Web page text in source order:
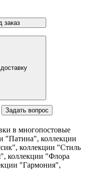
заказ
Задать вопрос
в многопостовые
"Патина", коллекции
коллекции "Стиль
коллекции "Флора
"Гармония",